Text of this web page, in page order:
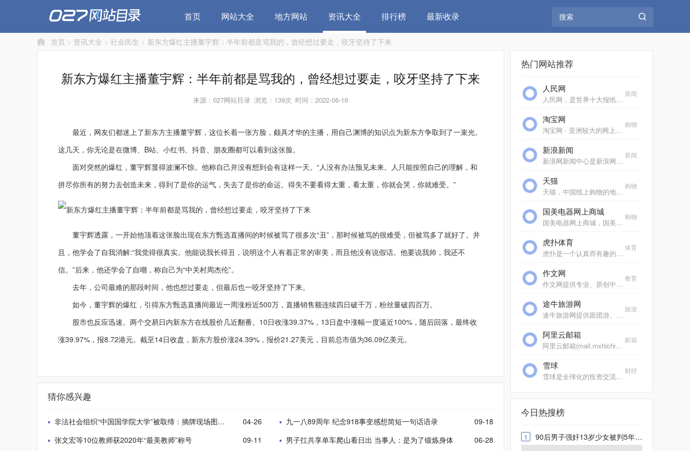
首页 网站大全 地方网站 资讯大全 排行榜 最新收录
首页 > 资讯大全 > 社会民生 > 新东方爆红主播董宇辉：半年前都是骂我的，曾经想过要走，咬牙坚持了下来
新东方爆红主播董宇辉：半年前都是骂我的，曾经想过要走，咬牙坚持了下来
来源：027网站目录 浏览：139次 时间：2022-06-16
最近，网友们都迷上了新东方主播董宇辉，这位长着一张方脸，颇具才华的主播，用自己渊博的知识点为新东方争取到了一束光。
这几天，你无论是在微博、B站、小红书、抖音、朋友圈都可以看到这张脸。
面对突然的爆红，董宇辉显得波澜不惊。他称自己并没有想到会有这样一天。“人没有办法预见未来。人只能按照自己的理解，和
拼尽你所有的努力去创造未来，得到了是你的运气，失去了是你的命运。得失不要看得太重，看太重，你就会哭，你就难受。”
董宇辉透露，一开始他顶着这张脸出现在东方甄选直播间的时候被骂了很多次“丑”，那时候被骂的很难受，但被骂多了就好了。并
且，他学会了自我消解:“我觉得很真实。他能说我长得丑，说明这个人有着正常的审美，而且他没有说假话。他要说我帅，我还不
信。”后来，他还学会了自嘲，称自己为“中关村周杰伦”。
去年，公司最难的那段时间，他也想过要走，但最后也一咬牙坚持了下来。
如今，董宇辉的爆红，引得东方甄选直播间最近一周涨粉近500万，直播销售额连续四日破千万，粉丝量破四百万。
股市也反应迅速。两个交易日内新东方在线股价几近翻番。10日收涨39.37%，13日盘中涨幅一度逼近100%，随后回落，最终收
涨39.97%，报8.72港元。截至14日收盘，新东方股价涨24.39%，报价21.27美元，目前总市值为36.09亿美元。
猜你感兴趣
非法社会组织“中国国学院大学”被取缔：摘牌现场图曝光 04-26 九一八89周年 纪念918事变感想简短一句话语录
09-18
张文宏等10位教师获2020年“最美教师”称号
09-11 男子扛共享单车爬山看日出 当事人：是为了锻炼身体
06-28
热门网站推荐
人民网
人民网，是世界十大报纸之一《人民日报》建设的以新闻为主的大型网上信息发布平台，也是互联网上最大的中文和多语种新闻网站之一。作为国家重点新闻网站，人民网以新闻报道...
新闻
淘宝网
淘宝网 - 亚洲较大的网上交易平台，提供各类服饰、美容、家居、数码、话费/点卡充值… 数亿优质商品，同时提供担保交易(先收货后付款)等安全交易保障服务，并由商家提供退货...
购物
新浪新闻
新浪网新闻中心是新浪网重要的频道之一，24小时滚动报道国内、国际及社会新闻。每日编发新闻数以万计。
新闻
天猫
天猫，中国线上购物的地标网站，亚洲超大的综合性购物平台，拥有10万多品牌商家。每日发布大量国内外商品！正品网购，上天猫！天猫千万大牌正品,品类全，一站购，支付安全，...
购物
国美电器网上商城
国美电器网上商城，国美电器唯一官方网上商城，中国领先的专业家电网购平台。全球品牌电视、洗衣机、电脑、手机、数码、空调、电脑配件、生活电器、网络产品等正品行货，更...
购物
虎扑体育
虎扑是一个认真而有趣的社区，每天有众多jrs在虎扑分享自己对篮球、足球、游戏电竞、运动装备、影视、汽车、数码、情感等一切人和事的见解，热闹、真实、有温度。
体育
作文网
作文网提供专业、原创中小学生作文，包括中考满分作文、高考满分作文、零分作文、优秀作文大全、作文素材、作文辅导、英语作文等，欢迎踊跃投稿。
教育
途牛旅游网
途牛旅游网提供跟团游、自助游、邮轮旅游、自驾游、定制游以及景点门票预订、机票预订、火车票预订服务,还有牛人专线、首付出发旅游等品质高端、价格实惠的旅游路线.全年有...
旅游
阿里云邮箱
阿里云邮箱(mail.mxhichina.com)是专业云端邮箱,安全稳定,全球畅通。支持3g超大附件,垃圾邮件拦截率超过99%,阿里云邮邮件客户端,手机邮箱,支持安卓、ios邮箱收发服务,支持代收163邮箱,邮箱,gmail,hotmail,雅虎邮箱,139邮箱、新浪邮箱等。
邮箱
雪球
雪球是全球化的投资交流平台，给投资者提供跨市场、跨品种的数据查询、新闻订阅和互动交流服务，目前已覆盖A股、港股、美股市场。
财经
今日热搜榜
1 90后男子强奸13岁少女被判5年9个月 致重度抑郁多次自杀